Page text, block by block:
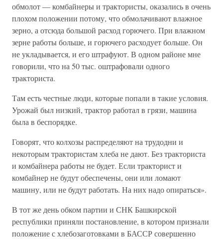
обмолот — комбайнеры и трактористы, оказались в очень
плохом положении потому, что обмолачивают влажное
зерно, а отсюда большой расход горючего. При влажном
зерне работы больше, и горючего расходует больше. Он
не укладывается, и его штрафуют. В одном районе мне
говорили, что на 50 тыс. оштрафовали одного
тракториста.
Там есть честные люди, которые попали в такие условия.
Урожай был низкий, трактор работал в грязи, машина
была в беспорядке.
Говорят, что колхозы распределяют на трудодни и
некоторым трактористам хлеба не дают. Без тракториста
и комбайнера работы не будет. Если тракторист и
комбайнер не будут обеспечены, они или ломают
машину, или не будут работать. На них надо опираться».
В тот же день обком партии и СНК Башкирской
республики приняли постановление, в котором признали
положение с хлебозаготовками в БАССР совершенно